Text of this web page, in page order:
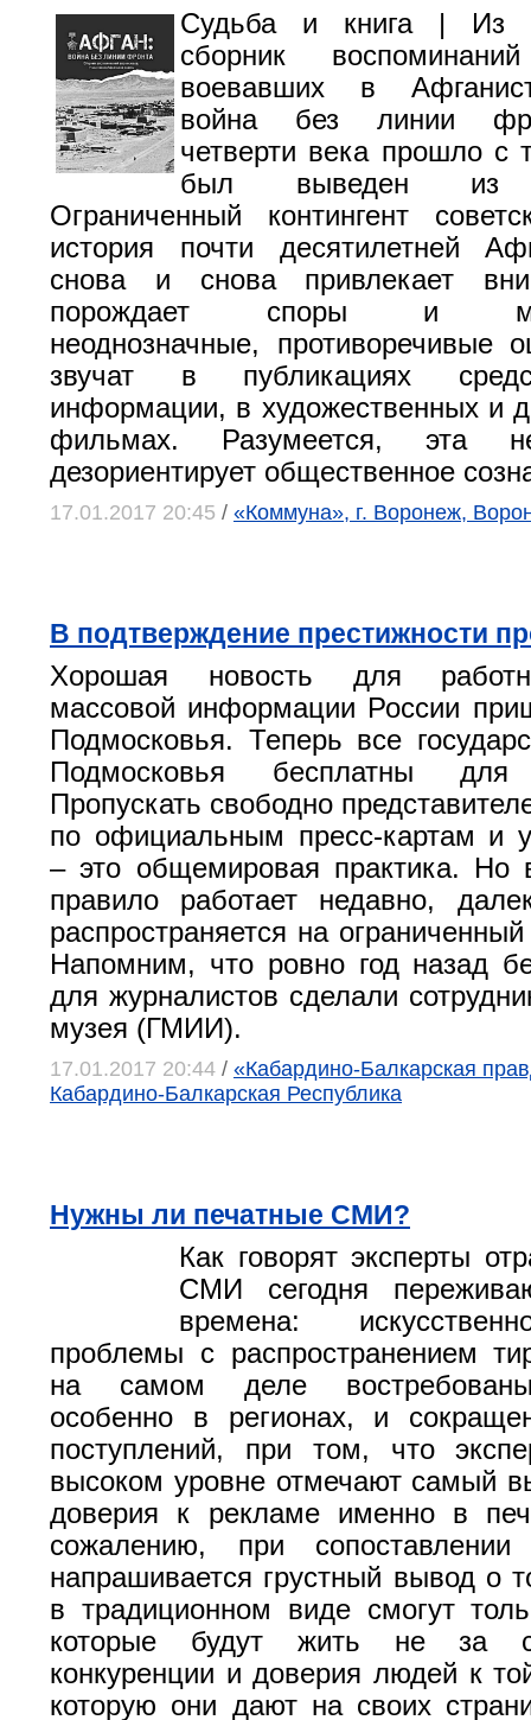
Судьба и книга | Из
сборник
воевавших в
война без линии
четверти века прошло с
был выведен из
Ограниченный контингент
история почти десятилетней
снова и снова привлекает
порождает споры и
неоднозначные, противоречивые
звучат в публикациях
информации, в художественных и
фильмах. Разумеется, эта
дезориентирует общественное
17.01.2017 20:45 / «Коммуна», г. Воронеж,
В подтверждение престижности
Хорошая новость для
массовой информации России
Подмосковья. Теперь все
Подмосковья бесплатны для
Пропускать свободно
по официальным пресс-картам и
– это общемировая практика. Но
правило работает недавно,
распространяется на
Напомним, что ровно год назад
для журналистов сделали
музея (ГМИИ).
17.01.2017 20:44 / «Кабардино-Балкарская
Кабардино-Балкарская Республика
Нужны ли печатные СМИ?
Как говорят эксперты
СМИ сегодня
времена:
проблемы с распространением
на самом деле
особенно в регионах, и
поступлений, при том, что
высоком уровне отмечают самый
доверия к рекламе именно в
сожалению, при
напрашивается грустный вывод о
в традиционном виде смогут
которые будут жить не за
конкуренции и доверия людей к
которую они дают на своих